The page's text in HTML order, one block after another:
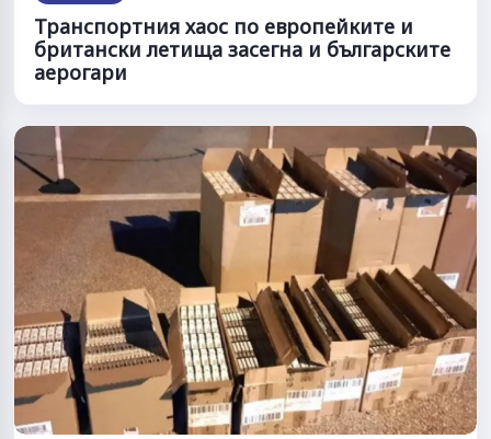
Транспортния хаос по европейките и
британски летища засегна и българските
аерогари